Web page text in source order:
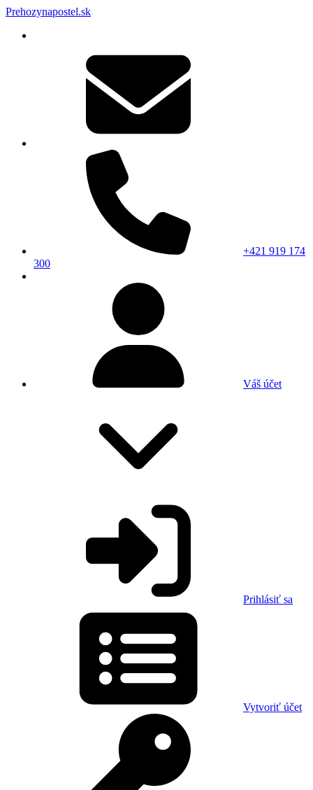
Prehozynapostel.sk
+421 919 174
300
Váš účet
Prihlásiť sa
Vytvoriť účet